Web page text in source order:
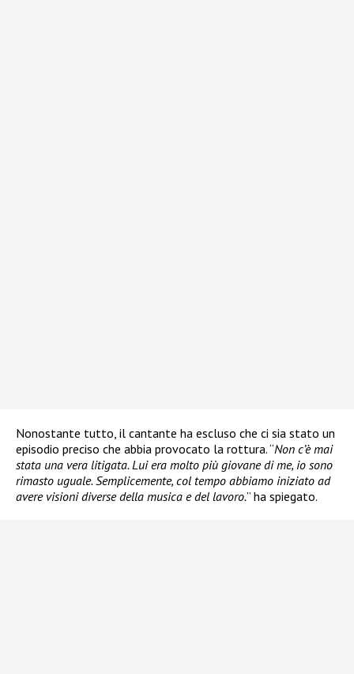
Nonostante tutto, il cantante ha escluso che ci sia stato un
episodio preciso che abbia provocato la rottura. “Non c’è mai
stata una vera litigata. Lui era molto più giovane di me, io sono
rimasto uguale. Semplicemente, col tempo abbiamo iniziato ad
avere visioni diverse della musica e del lavoro.” ha spiegato.